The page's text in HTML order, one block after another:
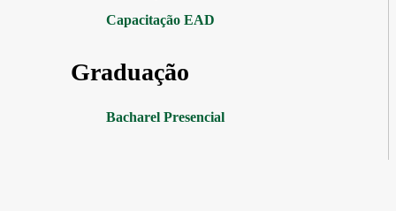
Capacitação EAD
Graduação
Bacharel Presencial